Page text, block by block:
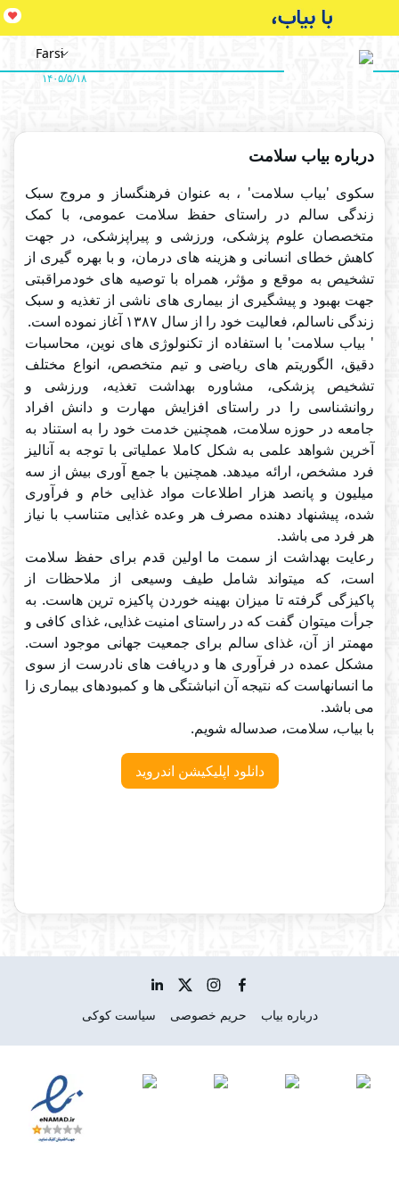
♥
Farsi
۱۴۰۵/۵/۱۸
درباره بیاب سلامت
سکوی 'بیاب سلامت' ، به عنوان فرهنگساز و مروج سبک
زندگی سالم در راستای حفظ سلامت عمومی، با کمک
متخصصان علوم پزشکی، ورزشی و پیراپزشکی، در جهت
کاهش خطای انسانی و هزینه های درمان، و با بهره گیری از
تشخیص به موقع و مؤثر، همراه با توصیه های خودمراقبتی
جهت بهبود و پیشگیری از بیماری های ناشی از تغذیه و سبک
' بیاب سلامت' با استفاده از تکنولوژی های نوین، محاسبات
دقیق، الگوریتم های ریاضی و تیم متخصص، انواع مختلف
تشخیص پزشکی، مشاوره بهداشت تغذیه، ورزشی و
روانشناسی را در راستای افزایش مهارت و دانش افراد
جامعه در حوزه سلامت، همچنین خدمت خود را به استناد به
آخرین شواهد علمی به شکل کاملا عملیاتی با توجه به آنالیز
فرد مشخص، ارائه میدهد. همچنین با جمع آوری بیش از سه
میلیون و پانصد هزار اطلاعات مواد غذایی خام و فرآوری
شده، پیشنهاد دهنده مصرف هر وعده غذایی متناسب با نیاز
رعایت بهداشت از سمت ما اولین قدم برای حفظ سلامت
است، که میتواند شامل طیف وسیعی از ملاحظات از
پاکیزگی گرفته تا میزان بهینه خوردن پاکیزه ترین هاست. به
جرأت میتوان گفت که در راستای امنیت غذایی، غذای کافی و
مهمتر از آن، غذای سالم برای جمعیت جهانی موجود است.
مشکل عمده در فرآوری ها و دریافت های نادرست از سوی
ما انسانهاست که نتیجه آن انباشتگی ها و کمبودهای بیماری زا
با بیاب، سلامت، صدساله شویم.
دانلود اپلیکیشن اندروید
درباره بیاب حریم خصوصی سیاست کوکی